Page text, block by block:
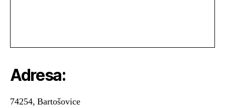
Adresa:
74254, Bartošovice